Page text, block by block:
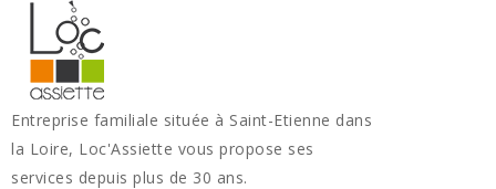
Entreprise familiale située à Saint-Etienne dans
la Loire, Loc'Assiette vous propose ses
services depuis plus de 30 ans.